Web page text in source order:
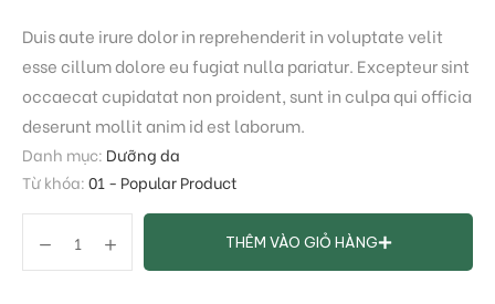
Duis aute irure dolor in reprehenderit in voluptate velit
esse cillum dolore eu fugiat nulla pariatur. Excepteur sint
occaecat cupidatat non proident, sunt in culpa qui officia
deserunt mollit anim id est laborum.
Danh mục: Dưỡng da
Từ khóa:01 - Popular Product
THÊM VÀO GIỎ HÀNG